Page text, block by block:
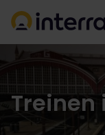
Treinen